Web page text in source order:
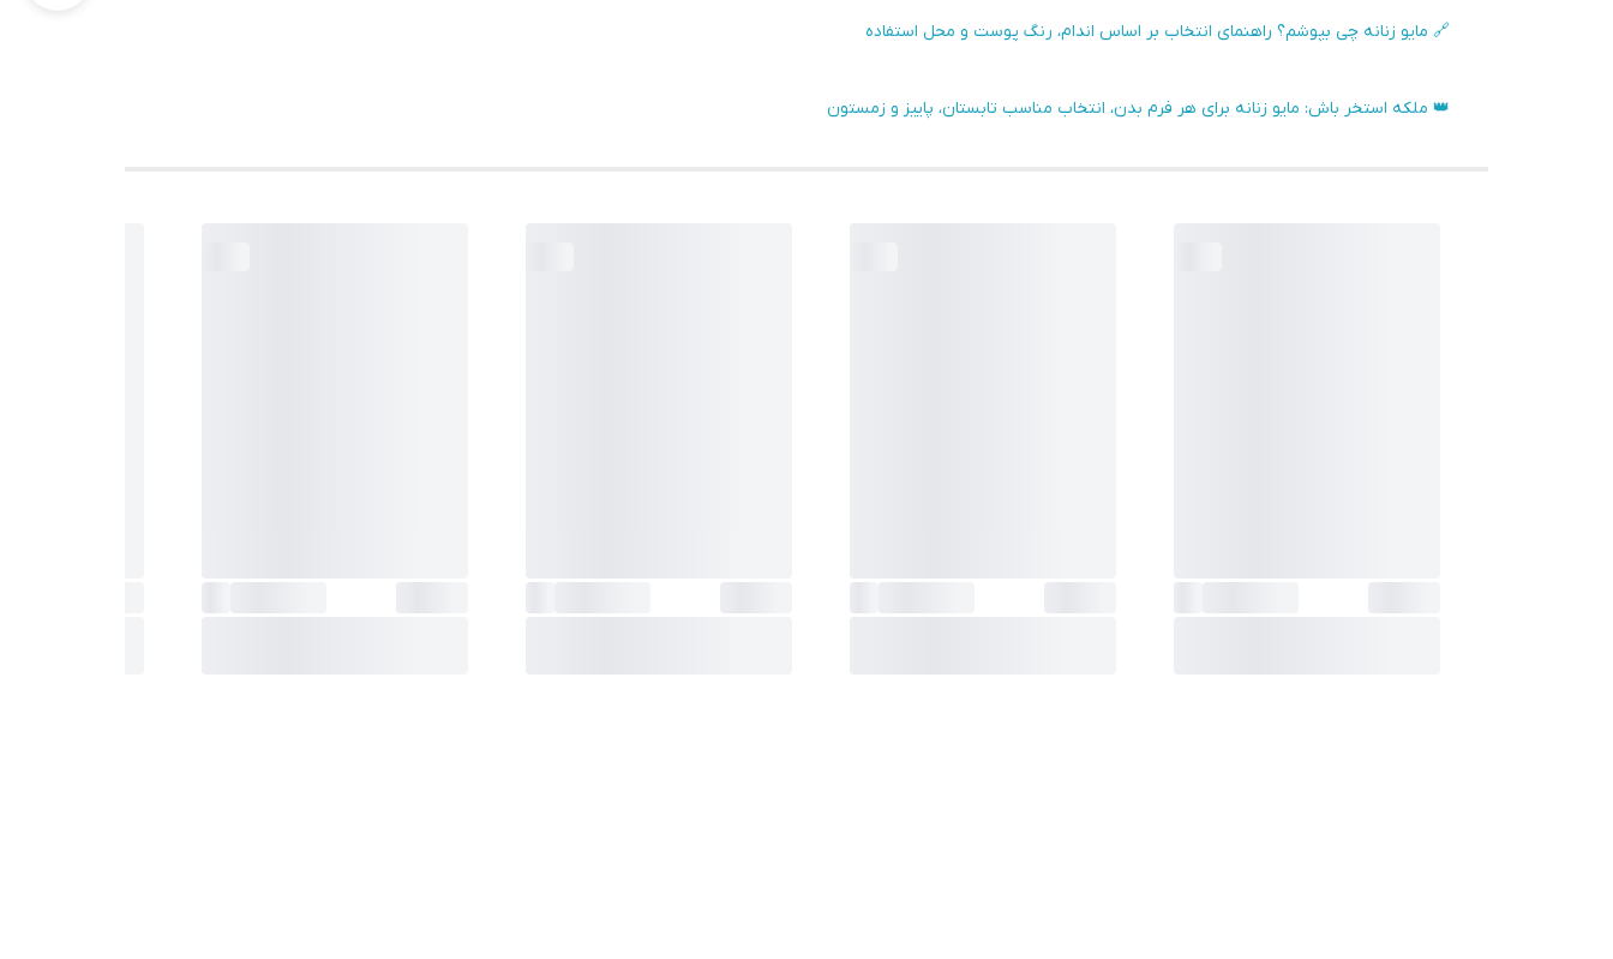
🔗 مایو زنانه چی بپوشم؟ راهنمای انتخاب بر اساس اندام، رنگ پوست و محل استفاده
👑 ملکه استخر باش: مایو زنانه برای هر فرم بدن، انتخاب مناسب تابستان، پاییز و زمستون